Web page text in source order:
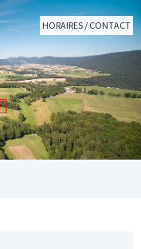
HORAIRES / CONTACT